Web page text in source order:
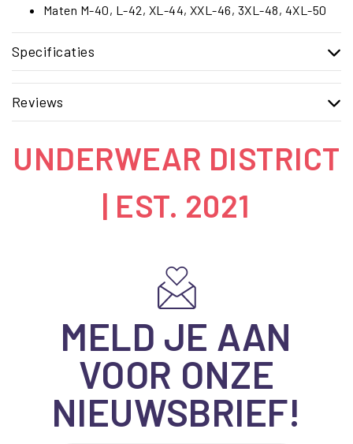
Maten M-40, L-42, XL-44, XXL-46, 3XL-48, 4XL-50
Specificaties
Reviews
UNDERWEAR DISTRICT
| EST. 2021
MELD JE AAN
VOOR ONZE
NIEUWSBRIEF!